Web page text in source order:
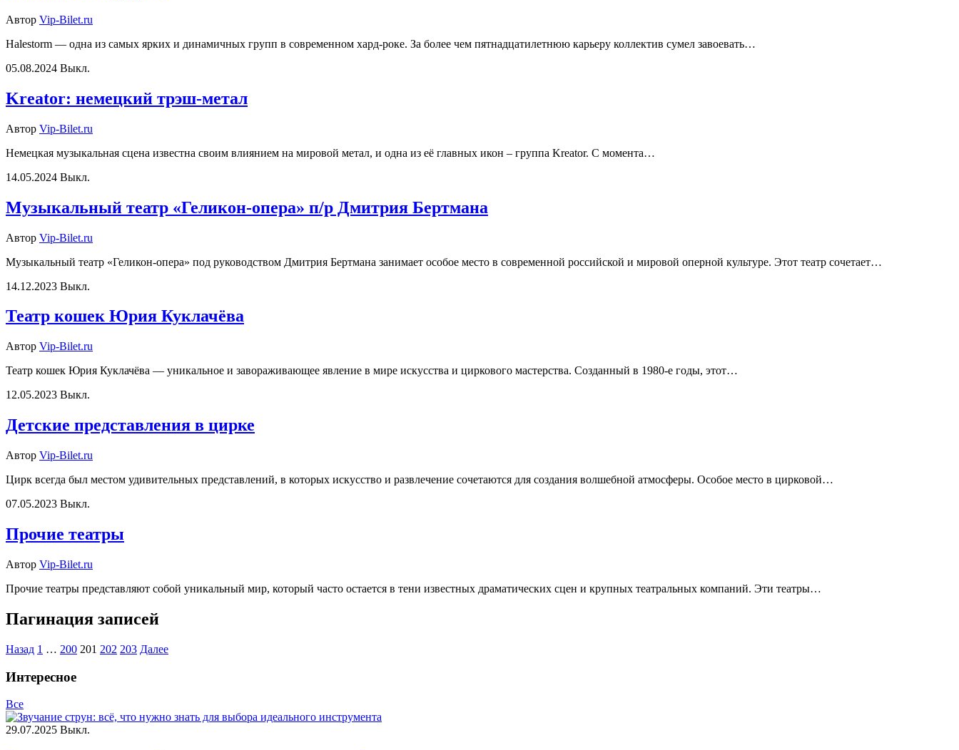
Автор Vip-Bilet.ru
Halestorm — одна из самых ярких и динамичных групп в современном хард-роке. За более чем пятнадцатилетнюю карьеру коллектив сумел завоевать…
05.08.2024 Выкл.
Kreator: немецкий трэш-метал
Автор Vip-Bilet.ru
Немецкая музыкальная сцена известна своим влиянием на мировой метал, и одна из её главных икон – группа Kreator. С момента…
14.05.2024 Выкл.
Музыкальный театр «Геликон-опера» п/р Дмитрия Бертмана
Автор Vip-Bilet.ru
Музыкальный театр «Геликон-опера» под руководством Дмитрия Бертмана занимает особое место в современной российской и мировой оперной культуре. Этот театр сочетает…
14.12.2023 Выкл.
Театр кошек Юрия Куклачёва
Автор Vip-Bilet.ru
Театр кошек Юрия Куклачёва — уникальное и завораживающее явление в мире искусства и циркового мастерства. Созданный в 1980-е годы, этот…
12.05.2023 Выкл.
Детские представления в цирке
Автор Vip-Bilet.ru
Цирк всегда был местом удивительных представлений, в которых искусство и развлечение сочетаются для создания волшебной атмосферы. Особое место в цирковой…
07.05.2023 Выкл.
Прочие театры
Автор Vip-Bilet.ru
Прочие театры представляют собой уникальный мир, который часто остается в тени известных драматических сцен и крупных театральных компаний. Эти театры…
Пагинация записей
Назад 1 … 200 201 202 203 Далее
Интересное
Все
29.07.2025 Выкл.